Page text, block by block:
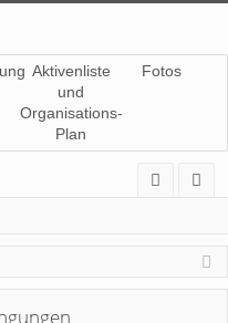
Aktivenliste
und
Organisations-
Plan
Fotos
m
el
ist
rie